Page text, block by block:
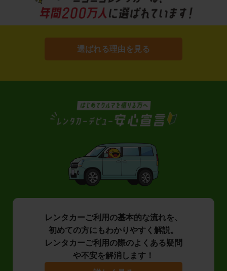
選ばれる理由を見る
レンタカーご利用の基本的な流れを、
初めての方にもわかりやすく解説。
レンタカーご利用の際のよくある疑問
や不安を解消します！